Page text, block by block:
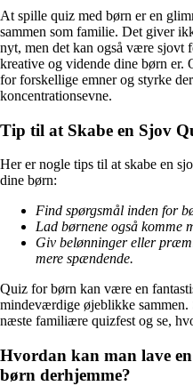
At spille quiz med børn er en
sammen som familie. Det giver
nyt, men det kan også være sjovt
kreative og vidende dine børn er.
for forskellige emner og styrke
koncentrationsevne.
Tip til at Skabe en Sjov
Her er nogle tips til at skabe en
dine børn:
Find spørgsmål inden for
Lad børnene også komme
Giv belønninger eller
mere spændende.
Quiz for børn kan være en
mindeværdige øjeblikke
næste familiære quizfest og se,
Hvordan kan man lave
børn derhjemme?